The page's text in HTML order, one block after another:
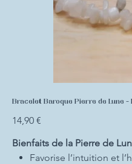
Bracelet Baroque Pierre de Lune -
Prix
14,90 €
Bienfaits de la Pierre de
Favorise l’intuition et